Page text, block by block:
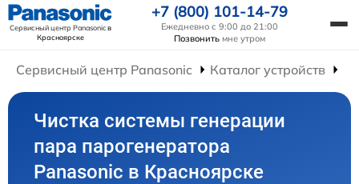
Сервисный центр Panasonicв
Красноярске
+7 (800) 101-14-79
Ежедневно с 9:00 до 21:00
Позвонить мне утром
Сервисный центр Panasonic Каталог устройств
Чистка системы генерации
пара парогенератора
Panasonic в Красноярске